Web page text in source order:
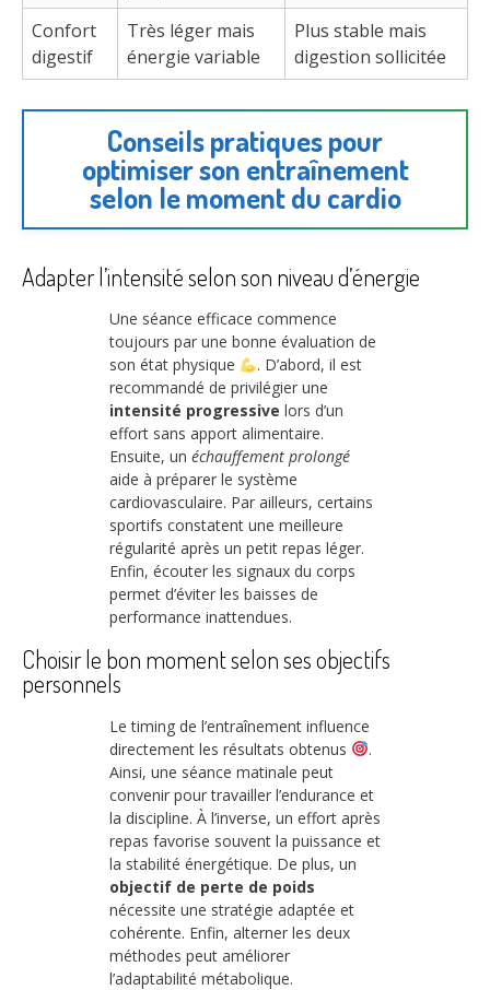
Confort
digestif
Très léger mais
énergie variable
Plus stable mais
digestion sollicitée
Conseils pratiques pour
optimiser son entraînement
selon le moment du cardio
Adapter l’intensité selon son niveau d’énergie
Une séance efficace commence
toujours par une bonne évaluation de
son état physique
. D’abord, il est
recommandé de privilégier une
intensité progressive lors d’un
effort sans apport alimentaire.
Ensuite, un échauffement prolongé
aide à préparer le système
cardiovasculaire. Par ailleurs, certains
sportifs constatent une meilleure
régularité après un petit repas léger.
Enfin, écouter les signaux du corps
permet d’éviter les baisses de
performance inattendues.
Choisir le bon moment selon ses objectifs
personnels
Le timing de l’entraînement influence
directement les résultats obtenus
.
Ainsi, une séance matinale peut
convenir pour travailler l’endurance et
la discipline. À l’inverse, un effort après
repas favorise souvent la puissance et
la stabilité énergétique. De plus, un
objectif de perte de poids
nécessite une stratégie adaptée et
cohérente. Enfin, alterner les deux
méthodes peut améliorer
l’adaptabilité métabolique.